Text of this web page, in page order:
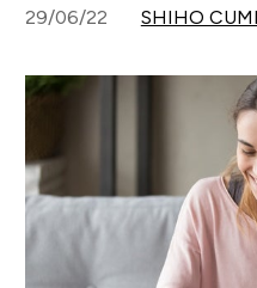
29/06/22 SHIHO